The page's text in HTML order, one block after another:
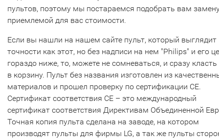
пультов, поэтому мы постараемся подобрать вам
приемлемой для вас стоимости.
Если вы нашли на нашем сайте пульт, который выглядит
точности как этот, но без надписи на нем "Philips" и его
гораздо ниже, то, можете не сомневаться, и сразу класть
в корзину. Пульт без названия изготовлен из
материалов и прошел проверку по сертификации CE.
Сертификат соответствия СЕ – это международный
сертификат соответствия Директивам Объединенной
Точная копия пульта сделана на заводе, на котором
производят пульты для фирмы LG, а так же пульты